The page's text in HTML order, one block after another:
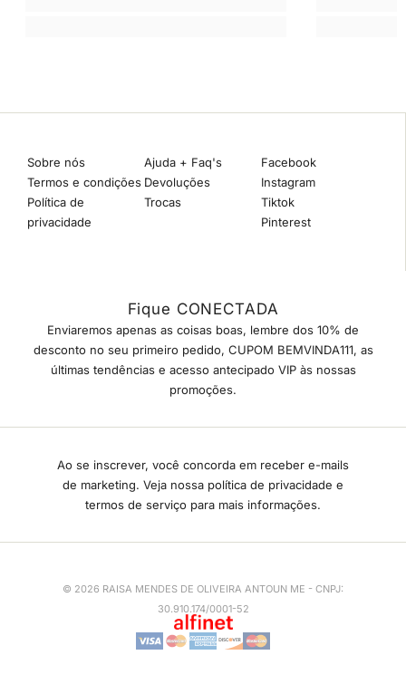
Sobre nós
Termos e condições
Política de
privacidade
Ajuda + Faq's
Devoluções
Trocas
Facebook
Instagram
Tiktok
Pinterest
Fique CONECTADA
Enviaremos apenas as coisas boas, lembre dos 10% de
desconto no seu primeiro pedido, CUPOM BEMVINDA111, as
últimas tendências e acesso antecipado VIP às nossas
promoções.
Ao se inscrever, você concorda em receber e-mails
de marketing. Veja nossa política de privacidade e
termos de serviço para mais informações.
© 2026 RAISA MENDES DE OLIVEIRA ANTOUN ME - CNPJ:
30.910.174/0001-52